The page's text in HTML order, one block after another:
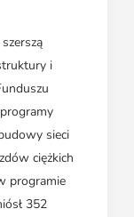
i
sieci
ciężkich
programie
352